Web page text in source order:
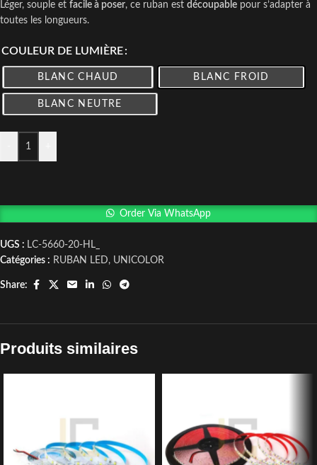
Léger, souple et facile à poser, ce ruban est découpable pour s’adapter à
toutes les longueurs.
COULEUR DE LUMIÈRE
BLANC CHAUD BLANC FROID
BLANC NEUTRE
Order Via WhatsApp
UGS : LC-5660-20-HL_
Catégories : RUBAN LED, UNICOLOR
Share:
Produits similaires